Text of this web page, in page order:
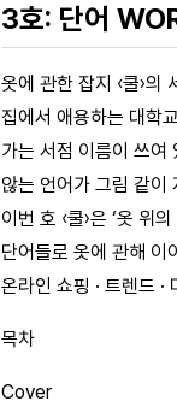
3호: 단어
옷에 관한 잡지 ‹쿨›의
집에서 애용하는 대학
가는 서점 이름이 쓰여
않는 언어가 그림 같이
이번 호 ‹쿨›은 ‘옷 위
단어들로 옷에 관해 이
온라인 쇼핑 · 트렌드
목차
Cover